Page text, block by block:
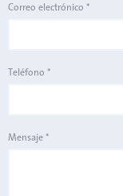
Correo electrónico *
Teléfono *
Mensaje*